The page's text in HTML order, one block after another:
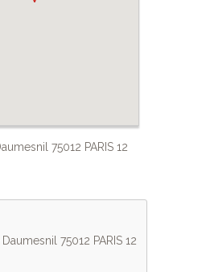
75012 PARIS 12
75012 PARIS 12